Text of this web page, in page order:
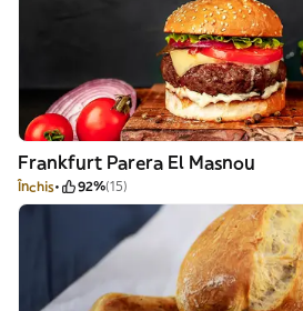
Frankfurt Parera El Masnou
Închis 92%(15)